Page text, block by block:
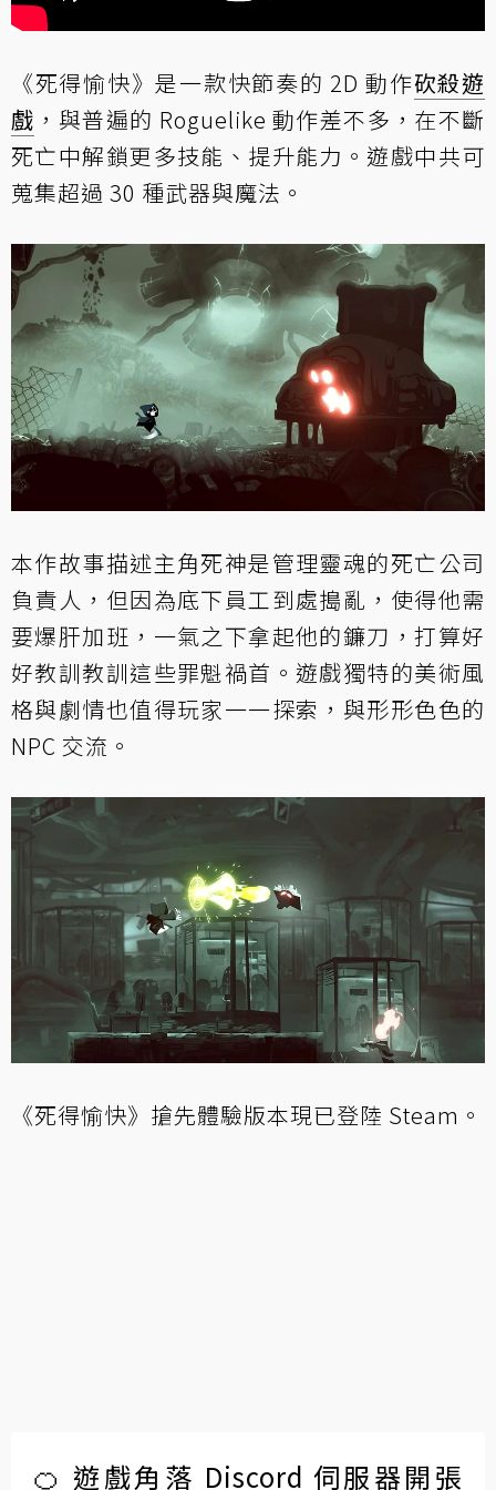
《死得愉快》是一款快節奏的 2D 動作砍殺遊
戲 ，與普遍的 Roguelike 動作差不多，在不斷
死亡中解鎖更多技能、提升能力。遊戲中共可
蒐集超過 30 種武器與魔法。
本作故事描述主角死神是管理靈魂的死亡公司
負責人，但因為底下員工到處搗亂，使得他需
要爆肝加班，一氣之下拿起他的鐮刀，打算好
好教訓教訓這些罪魁禍首。遊戲獨特的美術風
格與劇情也值得玩家一一探索，與形形色色的
NPC 交流。
《死得愉快》搶先體驗版本現已登陸 Steam。
🍊 遊戲角落 Discord 伺服器開張